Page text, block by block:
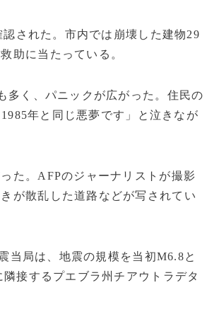
された。市内では崩壊した建物29
助に当たっている。
く、パニックが広がった。住民の
年と同じ悪夢です」と泣きなが
た。AFPのジャーナリストが撮影
が散乱した道路などが写されてい
当局は、地震の規模を当初M6.8と
接するプエブラ州チアウトラデタ